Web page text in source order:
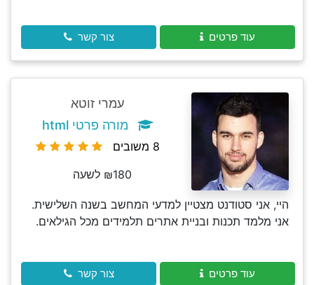
עוד פרטים צור קשר
עמרי זוטא
מורה פרטי html
8 משובים
₪180 לשעה
היי, אני סטודנט מצטיין למדעי המחשב בשנה השלישית.
אני מלמד תכנות ובניית אתרים תלמידים מכל הגילאים.
עוד פרטים צור קשר